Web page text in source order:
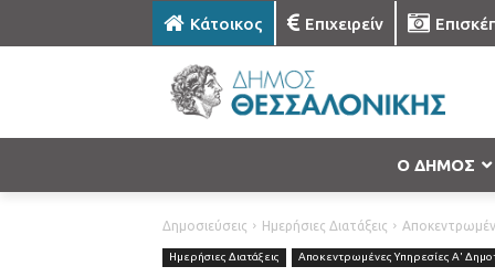
Κάτοικος Επιχειρείν
Ο ΔΗΜΟΣ
Δημοσιεύσεις Ημερήσιες Διατάξεις
Ημερήσιες Διατάξεις Αποκεντρωμένες Υπηρεσίες Α'